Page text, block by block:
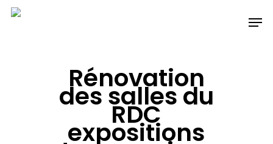
Skip
Rénovation
des salles du
RDC
expositions